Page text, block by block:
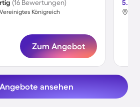
(16 Bewertungen)
Königreich
Zum Angebot
5.0
ansehen